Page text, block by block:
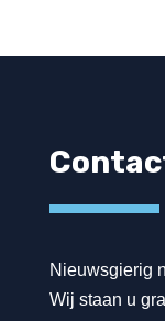
Nieuwsgierig
Wij staan u